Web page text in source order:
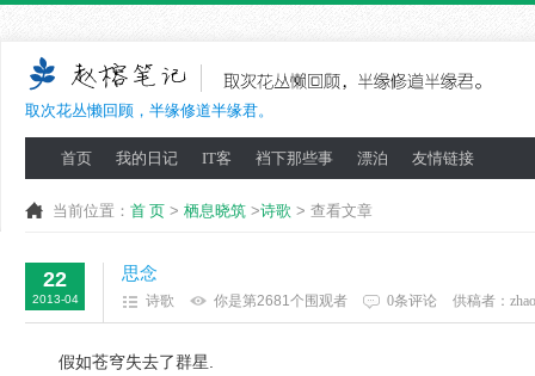
取次花丛懒回顾，半缘修道半缘君。
首页 我的日记 IT客 裆下那些事 漂泊 友情链接
当前位置： 首 页 > 栖息晓筑 >诗歌 > 查看文章
22
2013-04
思念
诗歌 你是第2681个围观者 0条评论 供稿者：
假如苍穹失去了群星.